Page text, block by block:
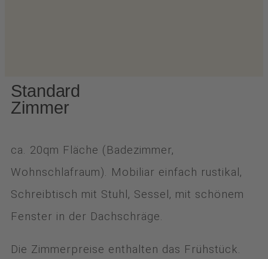
Standard
Zimmer
ca. 20qm Fläche (Badezimmer,
Wohnschlafraum). Mobiliar einfach rustikal,
Schreibtisch mit Stuhl, Sessel, mit schönem
Fenster in der Dachschräge.
Die Zimmerpreise enthalten das Frühstück.